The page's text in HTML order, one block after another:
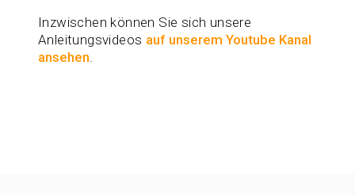
Inzwischen können Sie sich unsere
Anleitungsvideos auf unserem Youtube Kanal
ansehen.